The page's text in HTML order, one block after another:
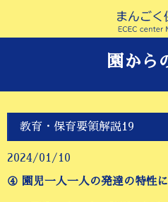
園から
教育・保育要領解説19
2024/01/10
④ 園児一人一人の発達の特性